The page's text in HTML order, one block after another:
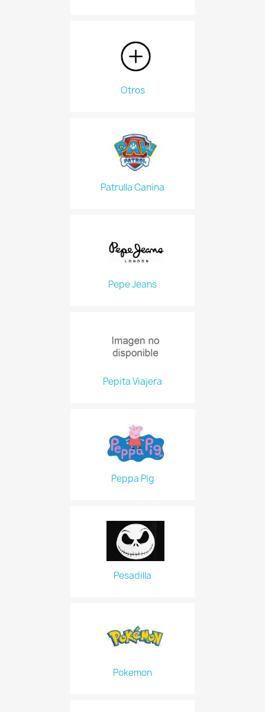
Otros
Patrulla Canina
Pepe Jeans
Pepita Viajera
Peppa Pig
Pesadilla
Pokemon